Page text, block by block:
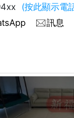
呎
@$11,815